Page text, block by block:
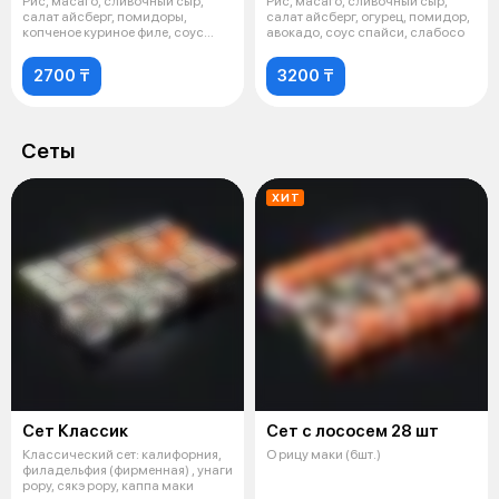
салат айсберг, помидоры,
копченое куриное филе, соус
2700 ₸
салат айсберг, огурец, помидор,
авокадо, соус спайси, слабосо
3200 ₸
Сеты
Сет Классик
Классический сет: калифорния,
филадельфия (фирменная) , унаги
рору, сякэ рору, каппа маки
ХИТ
Сет с лососем 28 шт
О рицу маки (6шт.)